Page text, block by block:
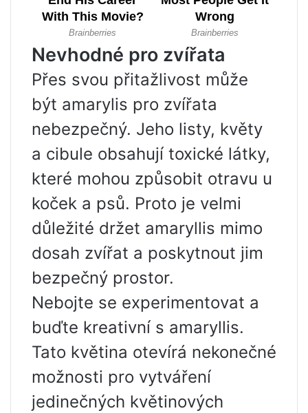
Nevhodné pro zvířata
Přes svou přitažlivost může
být amarylis pro zvířata
nebezpečný. Jeho listy, květy
a cibule obsahují toxické látky,
které mohou způsobit otravu u
koček a psů. Proto je velmi
důležité držet amaryllis mimo
dosah zvířat a poskytnout jim
bezpečný prostor.
Nebojte se experimentovat a
buďte kreativní s amaryllis.
Tato květina otevírá nekonečné
možnosti pro vytváření
jedinečných květinových